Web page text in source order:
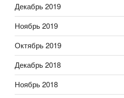
Декабрь 2019
Ноябрь 2019
Октябрь 2019
Декабрь 2018
Ноябрь 2018